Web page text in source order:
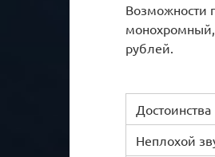
Возможности
монохромный,
рублей.
Достоинства
Неплохой